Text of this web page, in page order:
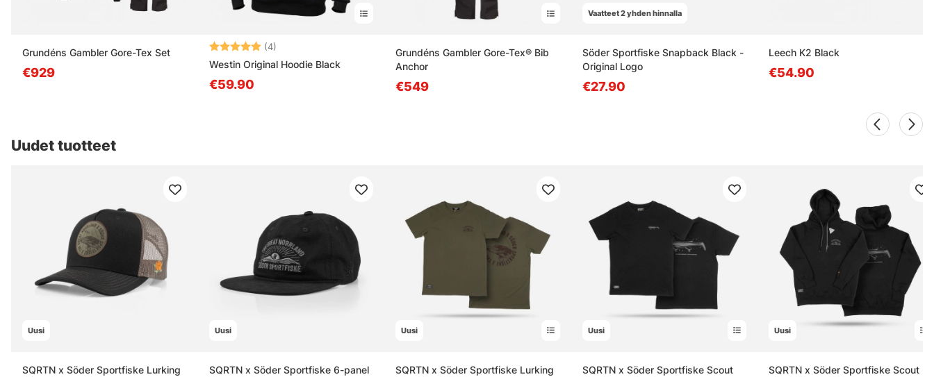
Grundéns Gambler Gore-Tex Set
€929
Arvio: (4)
Westin Original Hoodie Black
€59.90
Grundéns Gambler Gore-Tex® Bib
Anchor
€549
Vaatteet 2 yhden hinnalla
Söder Sportfiske Snapback Black -
Original Logo
€27.90
Leech K2 Black
€54.90
Uudet tuotteet
Uusi
SQRTN x Söder Sportfiske Lurking
Uusi
SQRTN x Söder Sportfiske 6-panel
Uusi
SQRTN x Söder Sportfiske Lurking
Uusi
SQRTN x Söder Sportfiske Scout
Uusi
SQRTN x Söder Sportfiske Scout